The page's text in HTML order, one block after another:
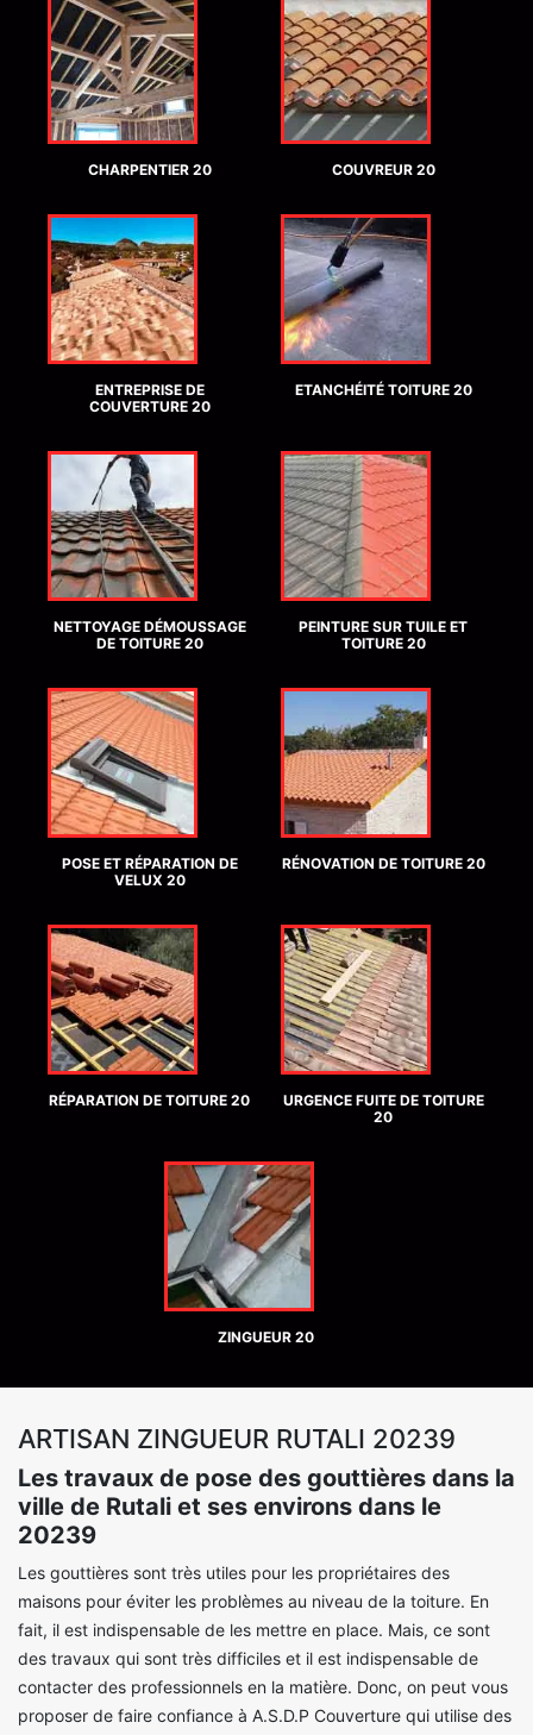
CHARPENTIER 20 COUVREUR 20
ENTREPRISE DE
COUVERTURE 20
ETANCHÉITÉ TOITURE 20
NETTOYAGE DÉMOUSSAGE
DE TOITURE 20
PEINTURE SUR TUILE ET
TOITURE 20
POSE ET RÉPARATION DE
VELUX 20
RÉNOVATION DE TOITURE 20
RÉPARATION DE TOITURE 20
URGENCE FUITE DE TOITURE
20
ZINGUEUR 20
ARTISAN ZINGUEUR RUTALI 20239
Les travaux de pose des gouttières dans la
ville de Rutali et ses environs dans le
20239
Les gouttières sont très utiles pour les propriétaires des
maisons pour éviter les problèmes au niveau de la toiture. En
fait, il est indispensable de les mettre en place. Mais, ce sont
des travaux qui sont très difficiles et il est indispensable de
contacter des professionnels en la matière. Donc, on peut vous
proposer de faire confiance à A.S.D.P Couverture qui utilise des